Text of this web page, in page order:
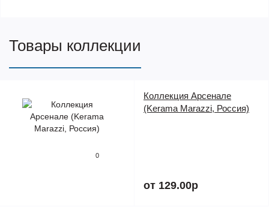
Товары коллекции
0
Коллекция Арсенале
(Kerama Marazzi, Россия)
от 129.00р